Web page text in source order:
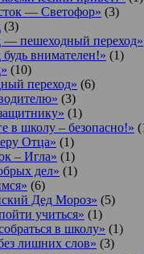
— Светофор» (3)
(3)
— пешеходный переход»
внимателен!» (1)
(10)
переход» (6)
(3)
(1)
в школу – безопасно!»
Отца» (1)
‒ Игла» (1)
дел» (1)
(6)
Дед Мороз» (5)
учиться» (1)
в школу» (1)
лишних слов» (3)